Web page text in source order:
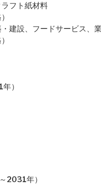
フト紙材料
建設、フードサービス、
）
2031年）